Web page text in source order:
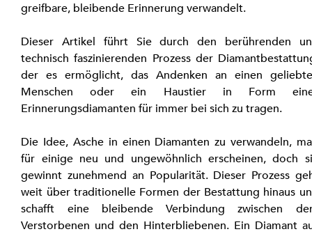
greifbare, bleibende Erinnerung verwandelt.
Dieser Artikel führt Sie durch den berührenden
technisch faszinierenden Prozess der
der es ermöglicht, das Andenken an einen
Menschen oder ein Haustier in Form
Erinnerungsdiamanten für immer bei sich zu tragen.
Die Idee, Asche in einen Diamanten zu verwandeln,
für einige neu und ungewöhnlich erscheinen, doch
gewinnt zunehmend an Popularität. Dieser Prozess
weit über traditionelle Formen der Bestattung hinaus
schafft eine bleibende Verbindung zwischen
Verstorbenen und den Hinterbliebenen. Ein Diamant